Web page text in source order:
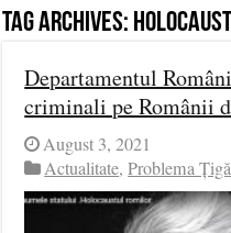
Tag Archives:
Departamentul
criminali pe Românii
August 3, 2021
Actualitate,Problema